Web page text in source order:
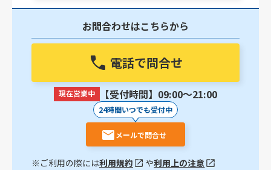
お問合わせはこちらから
電話で問合せ
現在営業中 【受付時間】09:00〜21:00
24時間いつでも受付中
メールで問合せ
※ご利用の際には利用規約 や利用上の注意